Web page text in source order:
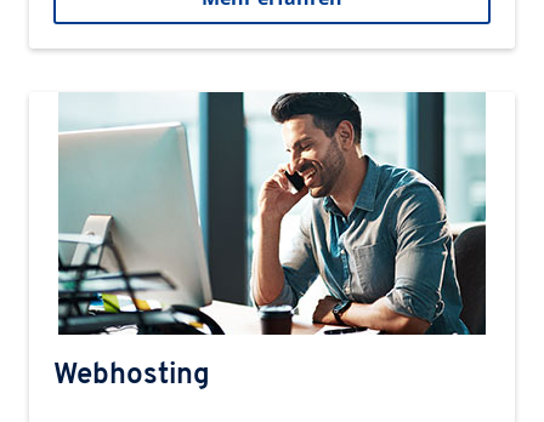
Webhosting